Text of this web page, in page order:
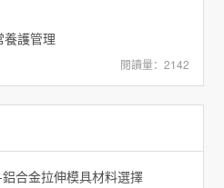
養護管理
閱讀量：2142
合金拉伸模具材料選擇